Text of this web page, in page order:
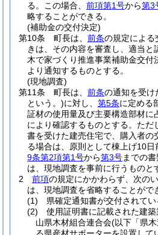
る。
この場合、 前項第1号から第3
略することができる。
(補助金の交付決定)
第10条
町長は、 前条の規定による
きは、その内容を審査し、適当と
木で家づくり推進事業補助金交付
より通知するものとする。
(現地調査)
第11条
町長は、 前条の通知を受け
という。)に対し、 第5条に定める
証材の使用量及び主要構造部材に
により確認するものとする。 ただ
書を受けた建売住宅で、購入者の
る場合は、原則として棟上げ10
9条第2項第1号から第3号までの
は、現地調査を事前に行うものと
2
前項の規定にかかわらず、次の
は、現地調査を省略することがで
(1)
県確定通知書が交付されてい
(2)
使用証明書に記載された建
山県木材組合連合会(以下「県